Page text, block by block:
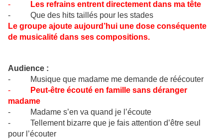
-
Les refrains entrent directement dans ma tête
- Que des hits taillés pour les stades
Le groupe ajoute aujourd’hui une dose conséquente
de musicalité dans ses compositions.
Audience :
- Musique que madame me demande de réécouter
-
Peut-être écouté en famille sans déranger
madame
- Madame s’en va quand je l’écoute
- Tellement bizarre que je fais attention d’être seul
pour l’écouter